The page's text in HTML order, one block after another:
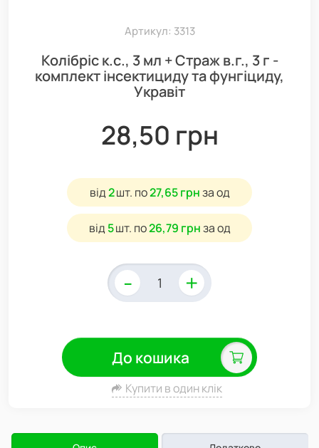
Артикул: 3313
Колібріс к.с., 3 мл + Страж в.г., 3 г -
комплект інсектициду та фунгіциду,
Укравіт
28,50 грн
від2шт. по27,65 грнза од
від 5шт. по26,79 грнза од
- +
До кошика
Купити в один клік